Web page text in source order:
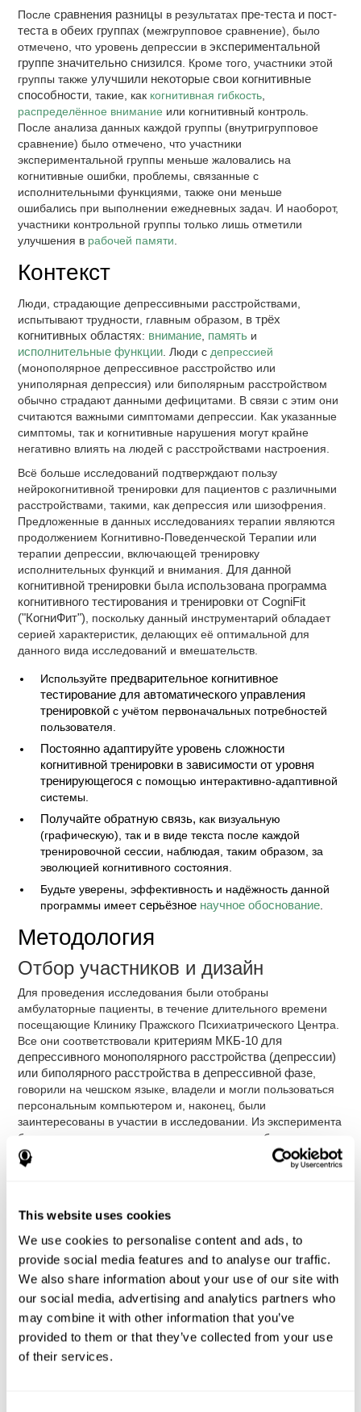
This website uses cookies
We use cookies to personalise content and ads, to
provide social media features and to analyse our traffic.
We also share information about your use of our site with
our social media, advertising and analytics partners who
may combine it with other information that you’ve
provided to them or that they’ve collected from your use
of their services.
Послесравнения разницы в результатах пре-теста и пост-
теста вобеих группах (межгрупповое сравнение), было
отмечено, что уровень депрессии вэкспериментальной
группе значительно снизился . Кроме того, участники этой
группы такжеулучшили некоторые свои когнитивные
способности , такие, как когнитивная гибкость
распределённое внимание или когнитивный контроль.
После анализа данных каждой группы (внутригрупповое
сравнение) было отмечено, что участники
экспериментальной группы меньше жаловались на
когнитивные ошибки, проблемы, связанные с
исполнительными функциями, также они меньше
ошибались при выполнении ежедневных задач. И наоборот,
участники контрольной группы только лишь отметили
улучшения в рабочей памяти
Контекст
Люди, страдающие депрессивными расстройствами,
испытывают трудности, главным образом, в трёх
когнитивных областях: внимание память и
исполнительные функции . Люди с депрессией
(монополярное депрессивное расстройство или
униполярная депрессия) или биполярным расстройством
обычно страдают данными дефицитами. В связи с этим они
считаются важными симптомами депрессии. Как указанные
симптомы, так и когнитивные нарушения могут крайне
негативно влиять на людей с расстройствами настроения.
Всё больше исследований подтверждают пользу
нейрокогнитивной тренировки для пациентов с различными
расстройствами, такими, как депрессия или шизофрения.
Предложенные в данных исследованиях терапии являются
продолжением Когнитивно-Поведенческой Терапии или
терапии депрессии, включающей тренировку
исполнительных функций и внимания.Для данной
когнитивной тренировки была использована программа
когнитивного тестирования и тренировки от CogniFit
("КогниФит") , поскольку данный инструментарий обладает
серией характеристик, делающих её оптимальной для
данного вида исследований и вмешательств.
Используйте предварительное когнитивное
тестирование для автоматического управления
тренировкой с учётом первоначальных потребностей
пользовaтеля.
Постоянно адаптируйте уровень сложности
когнитивной тренировки в зависимости от уровня
тренирующегося с помощью интерактивно-адаптивной
системы.
Получайте обратную связь, как визуальную
(графическую), так и в виде текста после каждой
тренировочной сессии, наблюдая, таким образом, за
эволюцией когнитивного состояния.
Будьте уверены, эффективность и надёжность данной
программы имеетсерьёзное научное обоснование
Методология
Отбор участников и дизайн
Для проведения исследования были отобраны
амбулаторные пациенты, в течение длительного времени
посещающие Клинику Пражского Психиатрического Центра.
Все они соответствовали критериям МКБ-10 для
депрессивного монополярного расстройства (депрессии)
или биполярного расстройства в депрессивной фазе
говорили на чешском языке, владели и могли пользоваться
персональным компьютером и, наконец, были
заинтересованы в участии в исследовании. Из эксперимента
были исключены люди, страдающие каким-либо
неврологическим расстройством или имеющие алкогольную
или наркотическую зависимость.
(экспериментальная или контрольная) в соответствии с их
образом, чтобы группы были сбалансированы по полу,
возрасту и диагнозу. Контрольная группа прошла обычное
лечение, в то время как экспериментальная группа, кроме
обычного лечения, также использовала когнитивную
тренировку.
Сначала было изучено функционирование каждого
участника в повседневной жизни и его когнитивное
состояние до начала лечения. По прошествии 8 недель